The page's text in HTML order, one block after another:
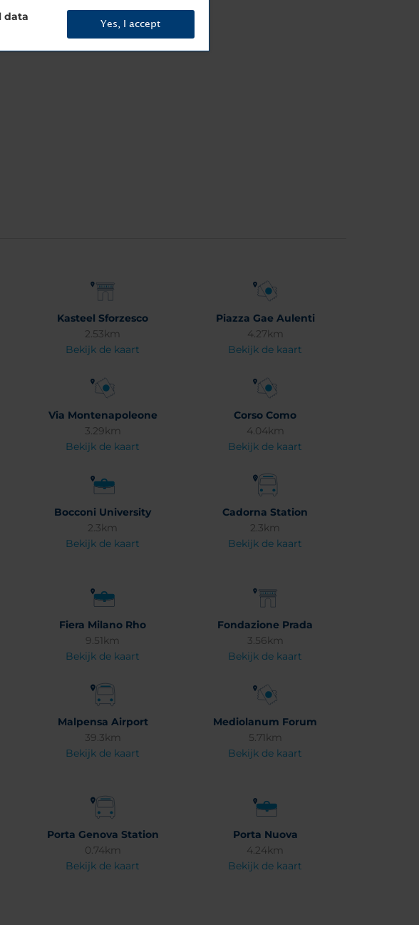
Kasteel Sforzesco
2.53km
Bekijk de kaart
Piazza Gae Aulenti
4.27km
Bekijk de kaart
Via Montenapoleone
3.29km
Bekijk de kaart
Corso Como
4.04km
Bekijk de kaart
Bocconi University
2.3km
Bekijk de kaart
Cadorna Station
2.3km
Bekijk de kaart
Fiera Milano Rho
9.51km
Bekijk de kaart
Fondazione Prada
3.56km
Bekijk de kaart
Malpensa Airport
39.3km
Bekijk de kaart
Mediolanum Forum
5.71km
Bekijk de kaart
Porta Genova Station
0.74km
Bekijk de kaart
Porta Nuova
4.24km
Bekijk de kaart
data
Yes, I accept